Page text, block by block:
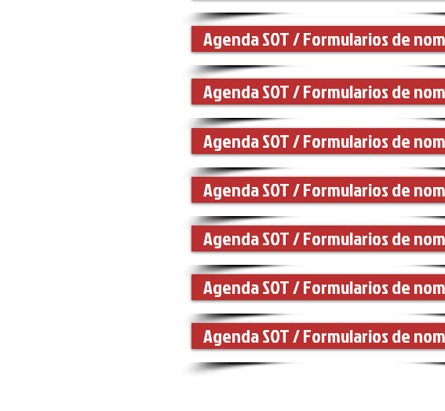
Agenda SOT / Formularios de
Agenda SOT / Formularios de
Agenda SOT / Formularios de
Agenda SOT / Formularios de
Agenda SOT / Formularios de
Agenda SOT / Formularios de
Agenda SOT / Formularios de